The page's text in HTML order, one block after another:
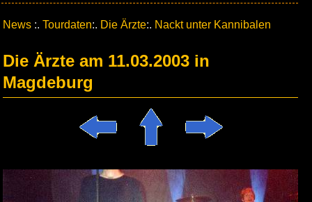
News :. Tourdaten:. Die Ärzte:. Nackt unter Kannibalen
Die Ärzte am 11.03.2003 in
Magdeburg